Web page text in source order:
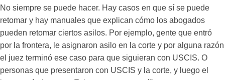
No siempre se puede hacer. Hay casos en que sí se puede
retomar y hay manuales que explican cómo los abogados
pueden retomar ciertos asilos. Por ejemplo, gente que entró
por la frontera, le asignaron asilo en la corte y por alguna razón
el juez terminó ese caso para que siguieran con USCIS. O
personas que presentaron con USCIS y la corte, y luego el